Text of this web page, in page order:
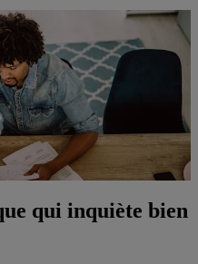
qui inquiète bien